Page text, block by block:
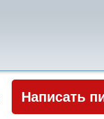
Написать